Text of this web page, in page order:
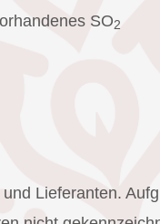
SO2
Lieferanten.